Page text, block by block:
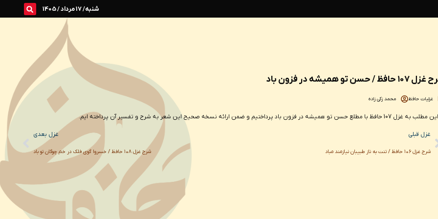
شنبه/ 17 مرداد / 1405
حافظ / حسن تو همیشه در فزون باد
غزلیات حافظ محمد زکی زاده
حافظ با مطلع حسن تو همیشه در فزون باد پرداختیم و ضمن ارائه نسخه صحیح این شعر به شرح و تفسیر آن پرداخته ایم.
Prev
غزل قبلی
شرح غزل ۱۰۶ حافظ / تنت به ناز طبیبان نیازمند مباد
غزل بعدی
شرح غزل ۱۰۸ حافظ / خسروا گوی فلک در خم چوگان تو باد
Next